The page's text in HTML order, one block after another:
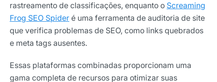
rastreamento de classificações, enquanto o Screaming
Frog SEO Spider é uma ferramenta de auditoria de site
que verifica problemas de SEO, como links quebrados
e meta tags ausentes.
Essas plataformas combinadas proporcionam uma
gama completa de recursos para otimizar suas